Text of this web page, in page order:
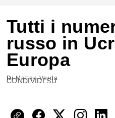
Tutti i
russo in
Europa
DiMatteo Verda
CONDIVIDI SU: